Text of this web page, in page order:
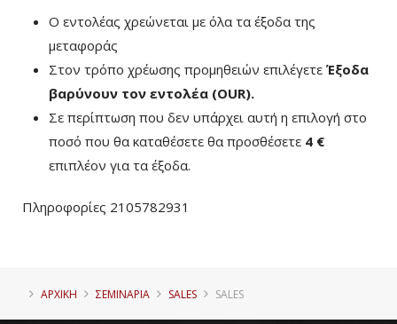
Ο εντολέας χρεώνεται με όλα τα έξοδα της
μεταφοράς
Στον τρόπο χρέωσης προμηθειών επιλέγετε Έξοδα
βαρύνουν τον εντολέα (ΟUR).
Σε περίπτωση που δεν υπάρχει αυτή η επιλογή στο
ποσό που θα καταθέσετε θα προσθέσετε 4 €
επιπλέον για τα έξοδα.
Πληροφορίες 2105782931
ΑΡΧΙΚΗ ΣΕΜΙΝΑΡΙΑ SALES SALES